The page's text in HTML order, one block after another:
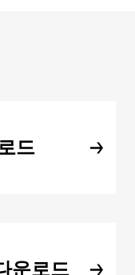
드
운로드